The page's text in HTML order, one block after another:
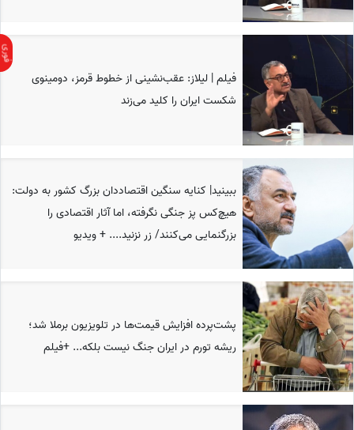
فیلم | لیلاز: عقب‌نشینی از خطوط قرمز، دومینوی
شکست ایران را کلید می‌زند
ببینید| کنایه سنگین اقتصاد‌دان بزرگ کشور به دولت:
هیچ‌کس پز جنگی نگرفته، اما آثار اقتصادی را
بزرگنمایی می‌کنند/ زر نزنید.... + ویدیو
پشت‌پرده افزایش قیمت‌ها در تلویزیون برملا شد؛
ریشه تورم در ایران جنگ نیست بلکه... +فیلم